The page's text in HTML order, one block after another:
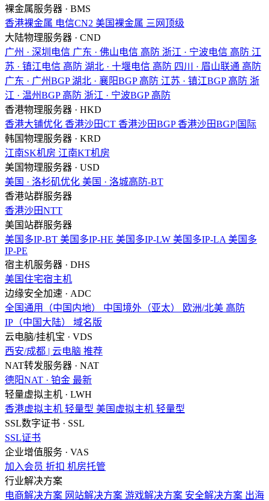
裸金属服务器 · BMS
香港裸金属 电信CN2 美国裸金属 三网顶级
大陆物理服务器 · CND
广州 · 深圳电信 广东 · 佛山电信 高防 浙江 · 宁波电信 高防 江
苏 · 镇江电信 高防 湖北 · 十堰电信 高防 四川 · 眉山联通 高防
广东 · 广州BGP 湖北 · 襄阳BGP 高防 江苏 · 镇江BGP 高防 浙
江 · 温州BGP 高防 浙江 · 宁波BGP 高防
香港物理服务器 · HKD
香港大铺优化 香港沙田CT 香港沙田BGP 香港沙田BGP|国际
韩国物理服务器 · KRD
江南SK机房 江南KT机房
美国物理服务器 · USD
美国 · 洛杉矶优化 美国 · 洛城高防-BT
香港站群服务器
香港沙田NTT
美国站群服务器
美国多IP-BT 美国多IP-HE 美国多IP-LW 美国多IP-LA 美国多
IP-PE
宿主机服务器 · DHS
美国住宅宿主机
边缘安全加速 · ADC
全国通用（中国内地）
中国境外（亚太） 欧洲/北美 高防
IP（中国大陆）
域名版
云电脑/挂机宝 · VDS
西安/成都 | 云电脑 推荐
NAT转发服务器 · NAT
德阳NAT · 铂金 最新
轻量虚拟主机 · LWH
香港虚拟主机 轻量型 美国虚拟主机 轻量型
SSL数字证书 · SSL
SSL证书
企业增值服务 · VAS
加入会员 折扣 机房托管
行业解决方案
电商解决方案 网站解决方案 游戏解决方案 安全解决方案 出海